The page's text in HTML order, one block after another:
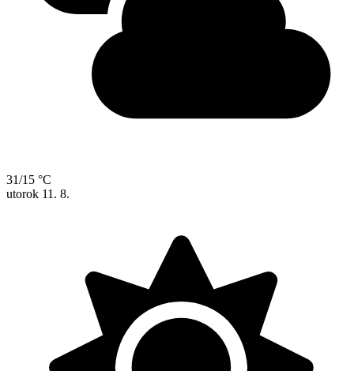
31/15 °C
utorok 11. 8.